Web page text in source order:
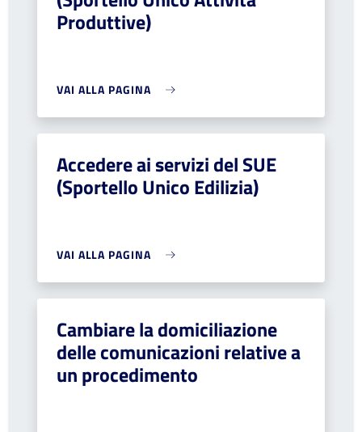
Produttive)
VAI ALLA PAGINA
Accedere ai servizi del SUE
(Sportello Unico Edilizia)
VAI ALLA PAGINA
Cambiare la domiciliazione
delle comunicazioni relative a
un procedimento